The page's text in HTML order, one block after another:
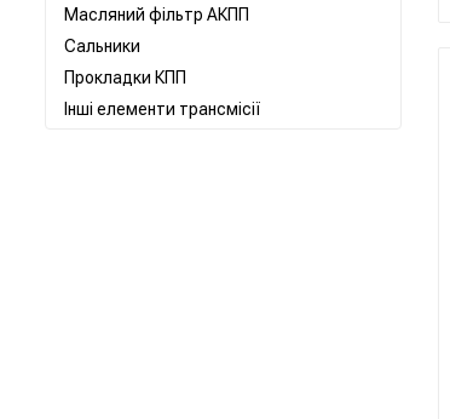
Масляний фільтр АКПП
Сальники
Прокладки КПП
Інші елементи трансмісії